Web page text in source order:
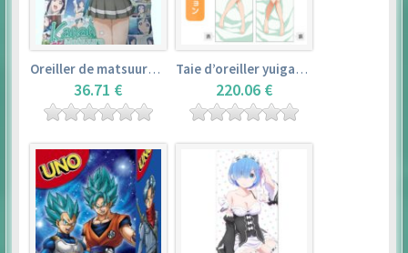
Oreiller de matsuura kanan (35cm×53cm) – love live! sunshine!!
36.71 €
Taie d’oreiller yuigahama yui (50cm×150cm) – yahari ore no seishun love comedy wa machigatteiru. zoku
220.06 €